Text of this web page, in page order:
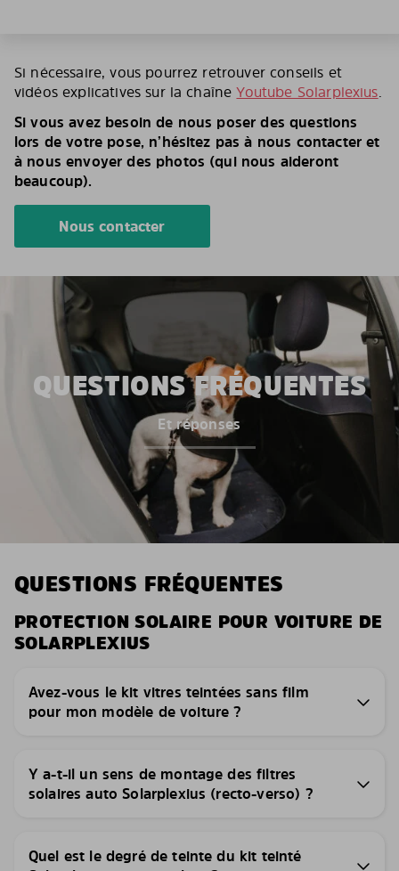
Si nécessaire, vous pourrez retrouver conseils et
vidéos explicatives sur la chaîneYoutube Solarplexius.
Si vous avez besoin de nous poser des questions
lors de votre pose, n’hésitez pas à nous contacter et
à nous envoyer des photos (qui nous aideront
beaucoup).
Nous contacter
QUESTIONS FRÉQUENTES
Et réponses
QUESTIONS FRÉQUENTES
PROTECTION SOLAIRE POUR VOITURE DE
SOLARPLEXIUS
Avez-vous le kit vitres teintées sans film
pour mon modèle de voiture ?
Y a-t-il un sens de montage des filtres
solaires auto Solarplexius (recto-verso) ?
Quel est le degré de teinte du kit teinté